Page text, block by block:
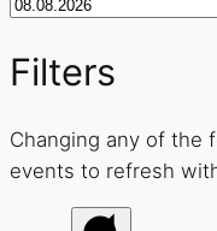
Filters
Changing any of the
events to refresh